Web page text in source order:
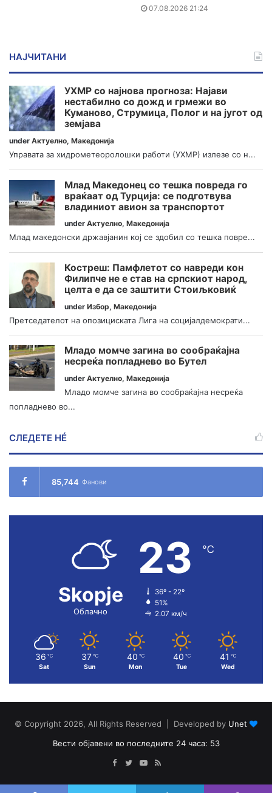
07.08.2026 21:24
НАЈЧИТАНИ
УХМР со најнова прогноза: Најави
нестабилно со дожд и грмежи во
Куманово, Струмица, Полог и на југот од
земјава
under Актуелно, Македонија
Управата за хидрометеоролошки работи (УХМР) излезе со н...
Млад Македонец со тешка повреда го
враќаат од Турција: се подготвува
владиниот авион за транспортот
under Актуелно, Македонија
Млад македонски државјанин кој се здобил со тешка повре...
Костреш: Памфлетот со навреди кон
Филипче не е став на српскиот народ,
целта е да се заштити Стоиљковиќ
under Избор, Македонија
Претседателот на опозициската Лига на социјалдемократи...
Младо момче загина во сообраќајна
несреќа попладнево во Бутел
under Актуелно, Македонија
Младо момче загина во сообраќајна несреќа
попладнево во...
СЛЕДЕТЕ НÉ
85,744 Фанови
Skopje
Облачно
23 ℃
36º - 22º
51%
2.07 км/ч
36 ℃
Sat
37 ℃
Sun
40 ℃
Mon
40 ℃
Tue
41 ℃
Wed
© Copyright 2026, All Rights Reserved | Developed by Unet
Вести објавени во последните 24 часа: 53
Facebook
TwitterYouTube
RSS